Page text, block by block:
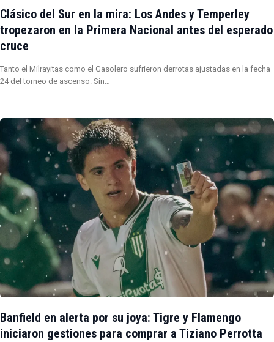
Clásico del Sur en la mira: Los Andes y Temperley
tropezaron en la Primera Nacional antes del esperado
cruce
Tanto el Milrayitas como el Gasolero sufrieron derrotas ajustadas en la fecha
24 del torneo de ascenso. Sin…
Banfield en alerta por su joya: Tigre y Flamengo
iniciaron gestiones para comprar a Tiziano Perrotta